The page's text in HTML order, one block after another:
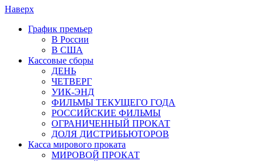
Наверх
График премьер
В России
В США
Кассовые сборы
ДЕНЬ
ЧЕТВЕРГ
УИК-ЭНД
ФИЛЬМЫ ТЕКУЩЕГО ГОДА
РОССИЙСКИЕ ФИЛЬМЫ
ОГРАНИЧЕННЫЙ ПРОКАТ
ДОЛЯ ДИСТРИБЬЮТОРОВ
Касса мирового проката
МИРОВОЙ ПРОКАТ